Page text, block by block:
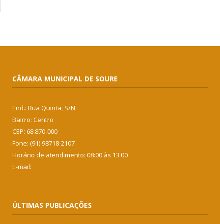
CÂMARA MUNICIPAL DE SOURE
End.: Rua Quinta, S/N
Bairro: Centro
CEP: 68.870-000
Fone: (91) 98718-2107
Horário de atendimento: 08:00 às 13:00
E-mail:
ÚLTIMAS PUBLICAÇÕES